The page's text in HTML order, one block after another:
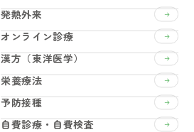
発熱外来
オンライン診療
漢方（東洋医学）
栄養療法
予防接種
自費診療・自費検査